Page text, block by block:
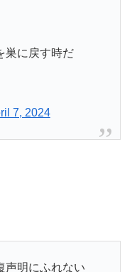
巣に戻す時だ
7, 2024
声明にふれない